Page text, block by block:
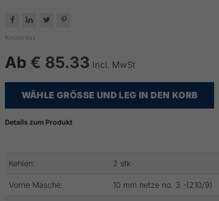
   
Knotenlos
Ab € 85.33 Incl. MwSt
WÄHLE GRÖSSE UND LEG IN DEN KORB
Details zum Produkt
Kehlen: 2 stk
Vorne Masche: 10 mm netze no. 3 -(210/9)